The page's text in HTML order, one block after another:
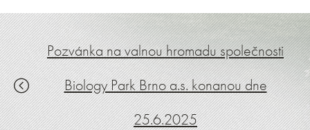
Pozvánka na valnou hromadu společnosti
Biology Park Brno a.s. konanou dne
25.6.2025